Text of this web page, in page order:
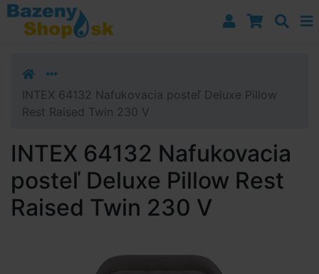
Prejsť k navigácii
Prejsť na obsah
Prejsť k bočnému stĺpci
INTEX 64132 Nafukovacia posteľ Deluxe Pillow
Rest Raised Twin 230 V
INTEX 64132 Nafukovacia
posteľ Deluxe Pillow Rest
Raised Twin 230 V